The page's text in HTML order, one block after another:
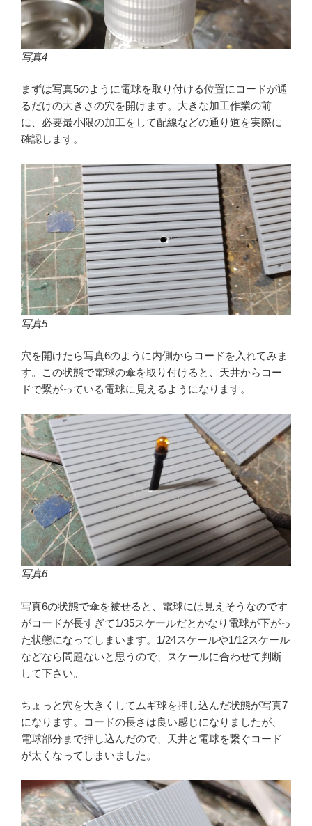
写真4
まずは写真5のように電球を取り付ける位置にコードが通
るだけの大きさの穴を開けます。大きな加工作業の前
に、必要最小限の加工をして配線などの通り道を実際に
確認します。
写真5
穴を開けたら写真6のように内側からコードを入れてみま
す。この状態で電球の傘を取り付けると、天井からコー
ドで繋がっている電球に見えるようになります。
写真6
写真6の状態で傘を被せると、電球には見えそうなのです
がコードが長すぎて1/35スケールだとかなり電球が下がっ
た状態になってしまいます。1/24スケールや1/12スケール
などなら問題ないと思うので、スケールに合わせて判断
して下さい。
ちょっと穴を大きくしてムギ球を押し込んだ状態が写真7
になります。コードの長さは良い感じになりましたが、
電球部分まで押し込んだので、天井と電球を繋ぐコード
が太くなってしまいました。